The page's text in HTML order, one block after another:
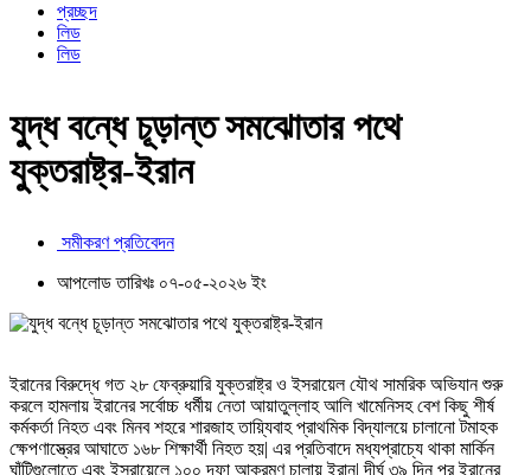
প্রচ্ছদ
লিড
লিড
যুদ্ধ বন্ধে চূড়ান্ত সমঝোতার পথে
যুক্তরাষ্ট্র-ইরান
সমীকরণ প্রতিবেদন
আপলোড তারিখঃ ০৭-০৫-২০২৬ ইং
ইরানের বিরুদ্ধে গত ২৮ ফেব্রুয়ারি যুক্তরাষ্ট্র ও ইসরায়েল যৌথ সামরিক অভিযান শুরু
করলে হামলায় ইরানের সর্বোচ্চ ধর্মীয় নেতা আয়াতুল্লাহ আলি খামেনিসহ বেশ কিছু শীর্ষ
কর্মকর্তা নিহত এবং মিনব শহরে শারজাহ তায়্যিবাহ প্রাথমিক বিদ্যালয়ে চালানো টমাহক
ক্ষেপণাস্ত্রের আঘাতে ১৬৮ শিক্ষার্থী নিহত হয়| এর প্রতিবাদে মধ্যপ্রাচ্যে থাকা মার্কিন
ঘাঁটিগুলোতে এবং ইসরায়েলে ১০০ দফা আক্রমণ চালায় ইরান| দীর্ঘ ৩৯ দিন পর ইরানের